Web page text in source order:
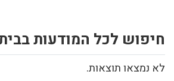
חיפוש לכל המודעות
לא נמצאו תוצאות.